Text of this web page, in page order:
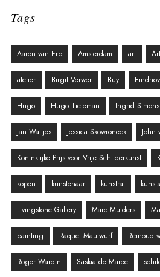
Tags
Aaron van Erp Amsterdam art
atelier Birgit Verwer Buy
Hugo Hugo Tieleman Ingrid Simons
Jan Wattjes Jessica Skowroneck John
Koninklijke Prijs voor Vrije Schilderkunst
kopen kunstenaar kunstrai
Livingstone Gallery Marc Mulders
painting Raquel Maulwurf Reinoud
Roger Wardin Saskia de Maree